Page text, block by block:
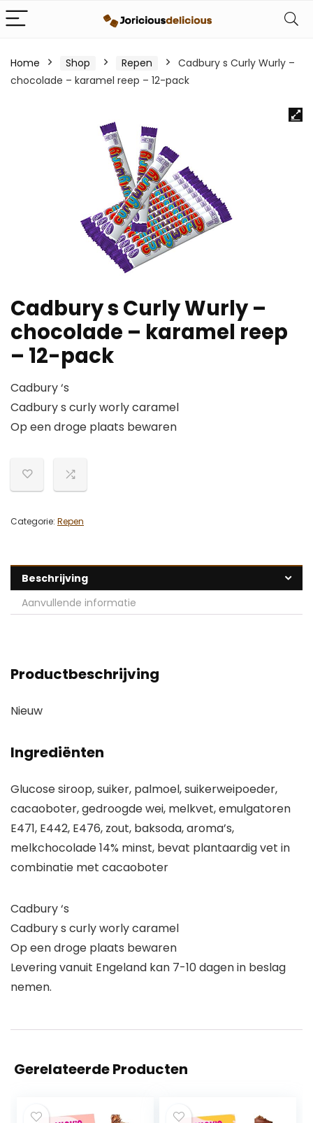
Home Shop Repen
Cadbury s Curly Wurly –
chocolade – karamel reep – 12-pack
Cadbury s Curly Wurly –
chocolade – karamel reep
– 12-pack
Cadbury ‘s
Cadbury s curly worly caramel
Op een droge plaats bewaren
Categorie: Repen
Beschrijving
Aanvullende informatie
Productbeschrijving
Nieuw
Ingrediënten
Glucose siroop, suiker, palmoel, suikerweipoeder,
cacaoboter, gedroogde wei, melkvet, emulgatoren
E471, E442, E476, zout, baksoda, aroma’s,
melkchocolade 14% minst, bevat plantaardig vet in
combinatie met cacaoboter
Cadbury ‘s
Cadbury s curly worly caramel
Op een droge plaats bewaren
Levering vanuit Engeland kan 7-10 dagen in beslag
nemen.
Gerelateerde Producten